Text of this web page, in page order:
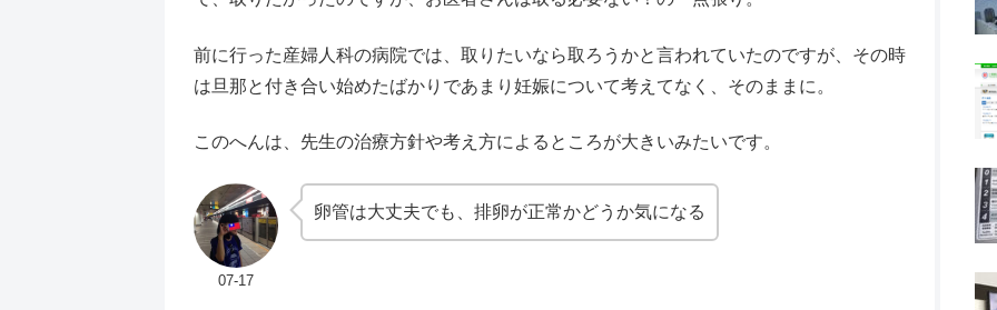
前に行った産婦人科の病院では、取りたいなら取ろうかと言われていたのですが、その時
は旦那と付き合い始めたばかりであまり妊娠について考えてなく、そのままに。
このへんは、先生の治療方針や考え方によるところが大きいみたいです。
07-17
卵管は大丈夫でも、排卵が正常かどうか気になる